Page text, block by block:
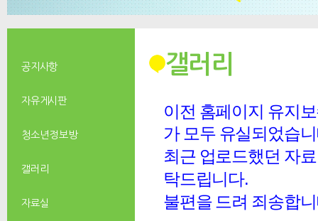
공지사항
자유게시판
청소년 정보방
갤러리
자료실
갤러리
이전 홈페이지 유지
가 모두 유실되었습
최근 업로드했던 자
탁드립니다.
불편을 드려 죄송합